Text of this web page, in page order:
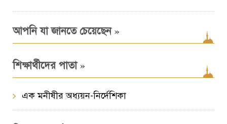
আপনি যা জানতে চেয়েছেন »
শিক্ষার্থীদের পাতা»
এক মনীষীর অধ্যয়ন-নির্দেশিকা